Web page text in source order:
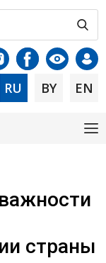
RU BY EN
страны